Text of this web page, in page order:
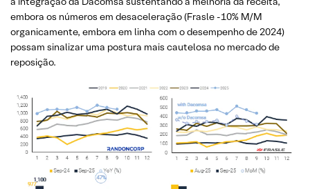
embora os números em desaceleração (Frasle -10% M/M
organicamente, embora em linha com o desempenho de 2024)
possam sinalizar uma postura mais cautelosa no mercado de
reposição.